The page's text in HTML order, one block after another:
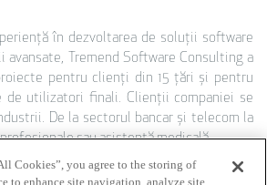
în dezvoltarea de soluții software
avansate, Tremend Software Consulting a
pentru clienți din 15 țări și pentru
de utilizatori finali. Clienții companiei se
De la sectorul bancar și telecom la
sau asistență medicală.
Cookies”, you agree to the storing of
to enhance site navigation, analyze site